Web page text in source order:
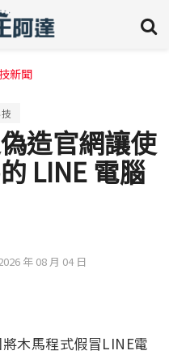
新聞
造官網讓使
LINE 電腦
年 08 月 04 日
木馬程式假冒LINE電